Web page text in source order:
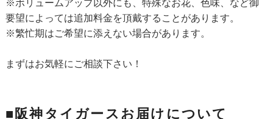
※ボリュームアップ以外にも、特殊なお花、色味、など御
要望によっては追加料金を頂戴することがあります。
※繁忙期はご希望に添えない場合があります。
まずはお気軽にご相談下さい！
■阪神タイガースお届けについて